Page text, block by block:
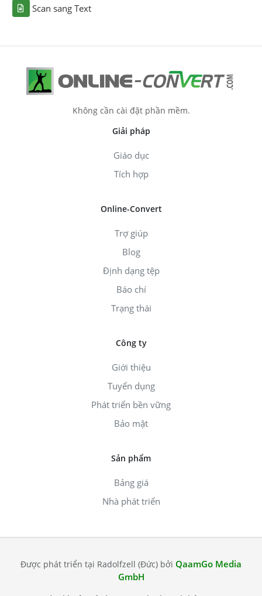
Scan sang Text
Không cần cài đặt phần mềm.
Giải pháp
Giáo dục
Tích hợp
Online-Convert
Trợ giúp
Blog
Định dạng tệp
Báo chí
Trạng thái
Công ty
Giới thiệu
Tuyển dụng
Phát triển bền vững
Bảo mật
Sản phẩm
Bảng giá
Nhà phát triển
Được phát triển tại Radolfzell (Đức) bởi QaamGo Media
GmbH